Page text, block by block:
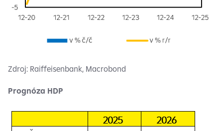
Zdroj: Raiffeisenbank, Macrobond
Prognóza HDP